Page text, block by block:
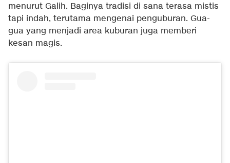
menurut Galih. Baginya tradisi di sana terasa mistis
tapi indah, terutama mengenai penguburan. Gua-
gua yang menjadi area kuburan juga memberi
kesan magis.